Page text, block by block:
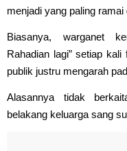
menjadi yang paling ramai
Biasanya, warganet
Rahadian lagi” setiap
publik justru mengarah
Alasannya tidak
belakang keluarga sang